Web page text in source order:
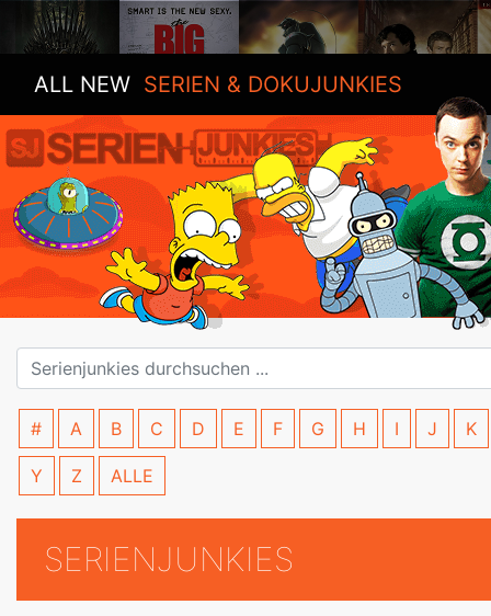
ALL NEW SERIEN & DOKUJUNKIES
# A B C D E F G H I J K
Y Z ALLE
SERIENJUNKIES